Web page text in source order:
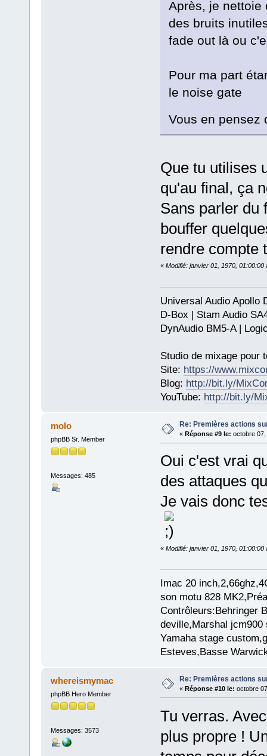
Après, je nettoie
des bruits
fade out là ou
Pour ma part
le noise gate
Vous en pensez
Que tu utilises
qu'au final, ça
Sans parler du
bouffer
rendre compte
« Modifié: janvier 01, 1970, 01:00:00
Universal Audio Apollo
D-Box | Stam Audio
DynAudio BM5-A |
Studio de mixage pour
Site: https://
Blog: http://bit.ly/
YouTube: http://bit.ly/
molo
phpBB Sr. Member
Messages: 485
Re: Premières actions
« Réponse #9 le: octobre
Oui c'est vrai
des attaques
Je vais donc
« Modifié: janvier 01, 1970, 01:00:00
Imac 20
son motu 828
Contrôleurs:Behringer
deville,Marshal jcm900
Yamaha stage
Esteves,Basse
whereismymac
phpBB Hero Member
Messages: 3573
Re: Premières actions
« Réponse #10 le: octobre
Tu verras.
plus propre !